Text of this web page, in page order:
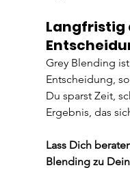
Langfristig
Grey Blending
Entscheidung,
Du sparst Zeit,
Ergebnis, das
Lass Dich
Blending zu